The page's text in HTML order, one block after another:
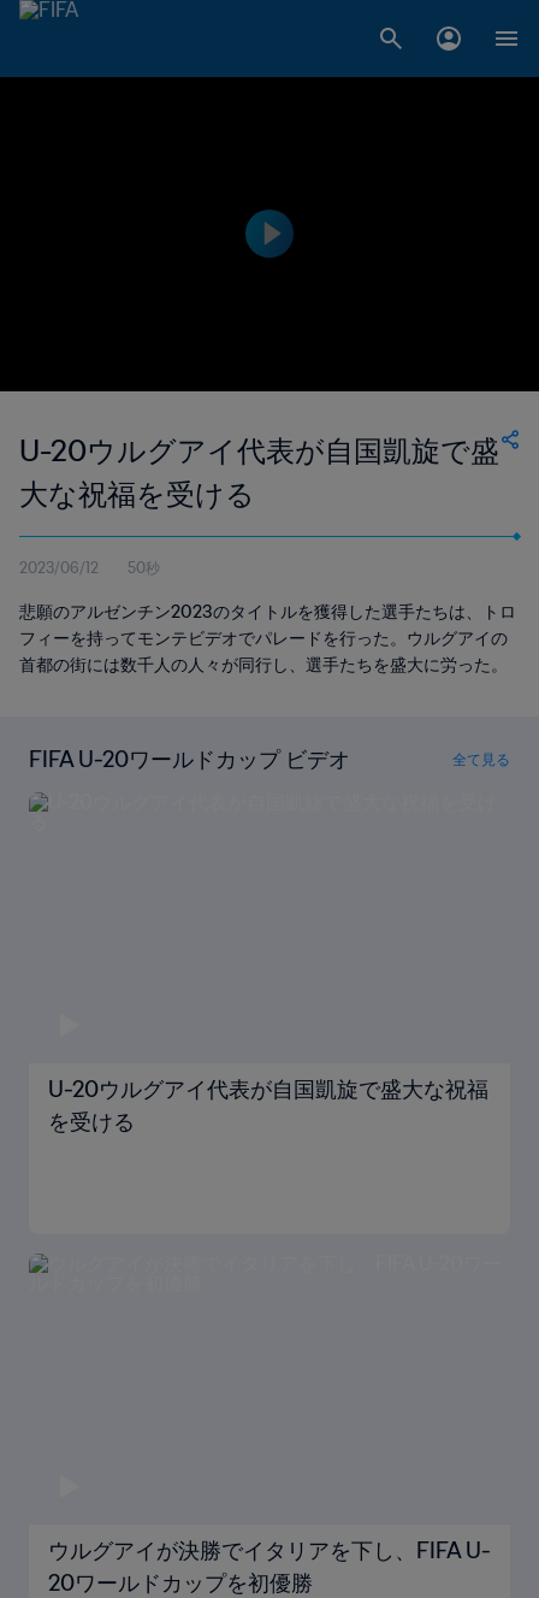
U-20ウルグアイ代表が自国凱旋で盛
大な祝福を受ける
2023/06/12 50秒
悲願のアルゼンチン2023のタイトルを獲得した選手たちは、トロ
フィーを持ってモンテビデオでパレードを行った。ウルグアイの
首都の街には数千人の人々が同行し、選手たちを盛大に労った。
FIFA U-20ワールドカップ ビデオ 全て見る
U-20ウルグアイ代表が自国凱旋で盛大な祝福
を受ける
ウルグアイが決勝でイタリアを下し、FIFA U-
20ワールドカップを初優勝